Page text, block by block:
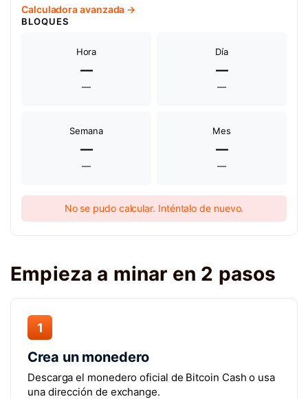
Calculadora avanzada →
BLOQUES
Hora
—
—
Día
—
—
Semana
—
—
Mes
—
—
No se pudo calcular. Inténtalo de nuevo.
Empieza a minar en 2 pasos
1
Crea un monedero
Descarga el monedero oficial de Bitcoin Cash o usa
una dirección de exchange.